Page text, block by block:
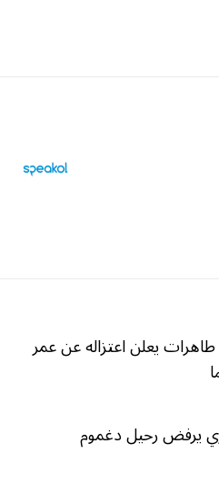
يعلن اعتزاله عن عمر
يرفض رحيل دغموم